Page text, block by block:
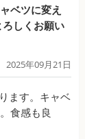
ベツに変え
しくお願い
2025年09月21日
ます。キャベ
食感も良